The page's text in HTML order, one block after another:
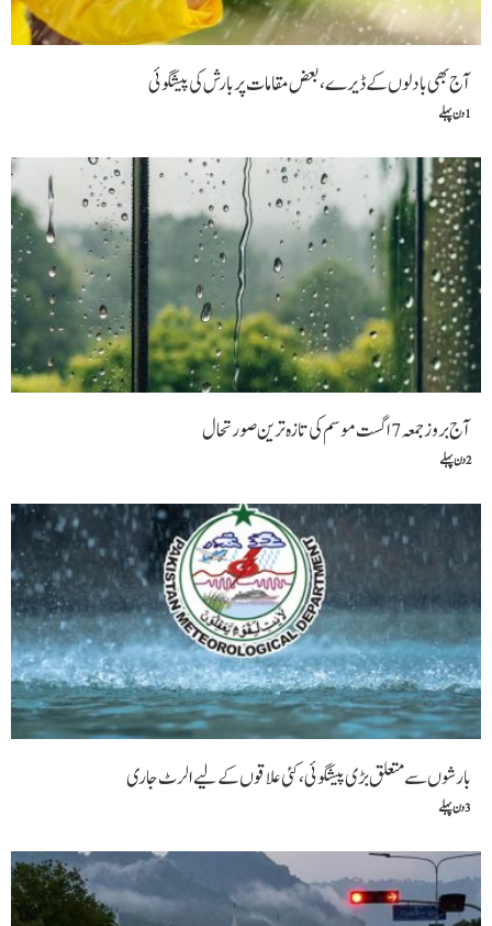
آج بھی بادلوں کے ڈیرے ، بعض مقامات پر بارش کی پیشگوئی
1 دن پہلے
آج بروز جمعہ 7 اگست موسم کی تازہ ترین صورتحال
2 دن پہلے
بارشوں سے متعلق بڑی پیشگوئی، کئی علاقوں کے لیے الرٹ جاری
3 دن پہلے